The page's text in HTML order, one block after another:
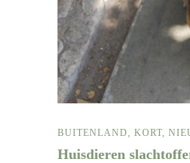
BUITENLAND KORT
Huisdieren